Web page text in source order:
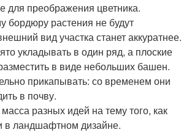
для преображения цветника.
бордюру растения не будут
вид участка станет аккуратнее.
укладывать в один ряд, а плоские
в виде небольших башен.
прикапывать: со временем они
в почву.
разных идей на тему того, как
в ландшафтном дизайне.